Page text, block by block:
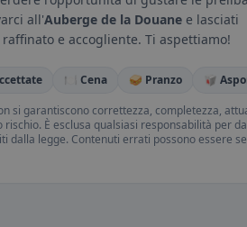
all'Auberge de la Douane e lasciati
e accogliente. Ti aspettiamo!
🍽️ Cena 🥪 Pranzo
🥡
si garantiscono correttezza, completezza,
È esclusa qualsiasi responsabilità per
dalla legge. Contenuti errati possono essere